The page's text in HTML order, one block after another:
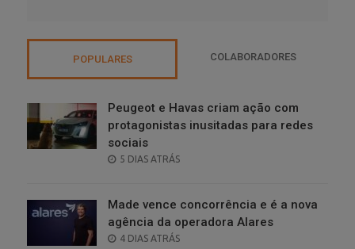
POPULARES COLABORADORES
Peugeot e Havas criam ação com
protagonistas inusitadas para redes
sociais
POSTED
5 DIAS ATRÁS
Made vence concorrência e é a nova
agência da operadora Alares
POSTED
4 DIAS ATRÁS